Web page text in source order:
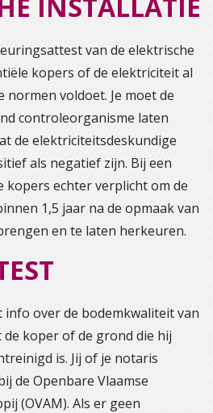
van de elektrische
kopers of de elektriciteit al
normen voldoet. Je moet de
controleorganisme laten
de elektriciteitsdeskundige
als negatief zijn. Bij een
kopers echter verplicht om de
1,5 jaar na de opmaak van
en te laten herkeuren.
info over de bodemkwaliteit van
koper of de grond die hij
is. Jij of je notaris
de Openbare Vlaamse
(OVAM). Als er geen